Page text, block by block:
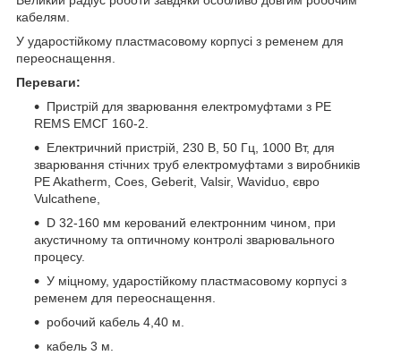
кабелям.
У ударостійкому пластмасовому корпусі з ременем для
переоснащення.
Переваги:
Пристрій для зварювання електромуфтами з PE
REMS ЕМСГ 160-2.
Електричний пристрій, 230 В, 50 Гц, 1000 Вт, для
зварювання стічних труб електромуфтами з виробників
PE Akatherm, Coes, Geberit, Valsir, Waviduo, євро
Vulcathene,
D 32-160 мм керований електронним чином, при
акустичному та оптичному контролі зварювального
процесу.
У міцному, ударостійкому пластмасовому корпусі з
ременем для переоснащення.
робочий кабель 4,40 м.
кабель 3 м.